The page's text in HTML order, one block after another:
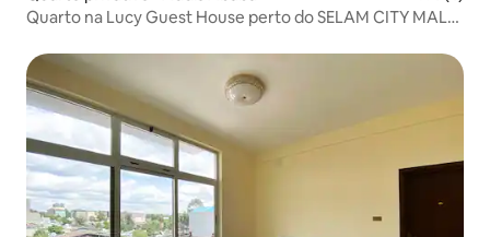
Quarto na Lucy Guest House perto do SELAM CITY MALL